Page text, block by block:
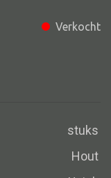
Verkocht
stuks
Hout